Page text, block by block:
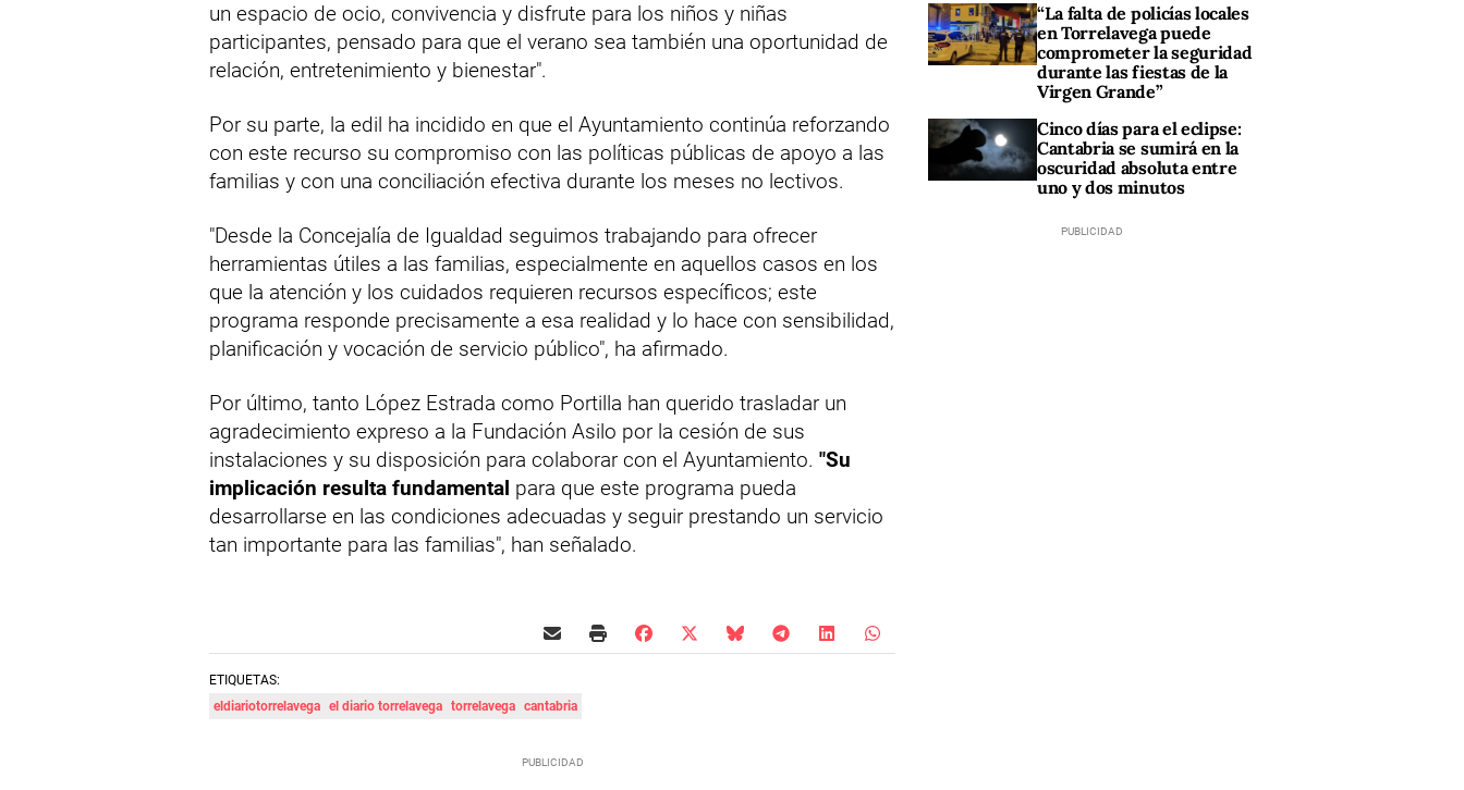
un espacio de ocio, convivencia y disfrute para los niños y niñas
participantes, pensado para que el verano sea también una oportunidad de
relación, entretenimiento y bienestar".
Por su parte, la edil ha incidido en que el Ayuntamiento continúa reforzando
con este recurso su compromiso con las políticas públicas de apoyo a las
familias y con una conciliación efectiva durante los meses no lectivos.
"Desde la Concejalía de Igualdad seguimos trabajando para ofrecer
herramientas útiles a las familias, especialmente en aquellos casos en los
que la atención y los cuidados requieren recursos específicos; este
programa responde precisamente a esa realidad y lo hace con sensibilidad,
planificación y vocación de servicio público", ha afirmado.
Por último, tanto López Estrada como Portilla han querido trasladar un
agradecimiento expreso a la Fundación Asilo por la cesión de sus
instalaciones y su disposición para colaborar con el Ayuntamiento. "Su
implicación resulta fundamental para que este programa pueda
desarrollarse en las condiciones adecuadas y seguir prestando un servicio
tan importante para las familias", han señalado.
ETIQUETAS:
eldiariotorrelavega el diario torrelavega torrelavega cantabria
“La falta de policías locales
en Torrelavega puede
comprometer la seguridad
durante las fiestas de la
Virgen Grande”
Cinco días para el eclipse:
Cantabria se sumirá en la
oscuridad absoluta entre
uno y dos minutos